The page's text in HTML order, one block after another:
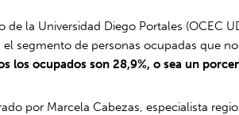
la Universidad Diego Portales (OCEC
segmento de personas ocupadas que
los ocupados son 28,9%, o sea un
por Marcela Cabezas, especialista